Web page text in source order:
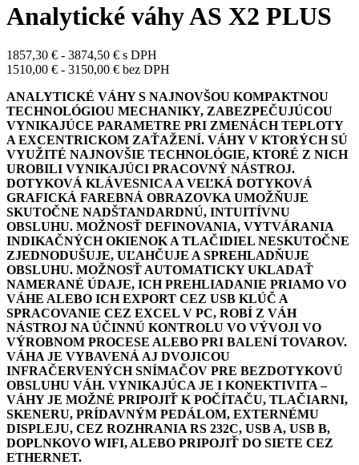
Analytické váhy AS X2 PLUS
1857,30 € - 3874,50 € s DPH
1510,00 € - 3150,00 € bez DPH
ANALYTICKÉ VÁHY S NAJNOVŠOU KOMPAKTNOU
TECHNOLÓGIOU MECHANIKY, ZABEZPEČUJÚCOU
VYNIKAJÚCE PARAMETRE PRI ZMENÁCH TEPLOTY
A EXCENTRICKOM ZAŤAŽENÍ. VÁHY V KTORÝCH SÚ
VYUŽITÉ NAJNOVŠIE TECHNOLÓGIE, KTORÉ Z NICH
UROBILI VYNIKAJÚCI PRACOVNÝ NÁSTROJ.
DOTYKOVÁ KLÁVESNICA A VEĽKÁ DOTYKOVÁ
GRAFICKÁ FAREBNÁ OBRAZOVKA UMOŽŇUJE
SKUTOČNE NADŠTANDARDNÚ, INTUITÍVNU
OBSLUHU. MOŽNOSŤ DEFINOVANIA, VYTVÁRANIA
INDIKAČNÝCH OKIENOK A TLAČIDIEL NESKUTOČNE
ZJEDNODUŠUJE, UĽAHČUJE A SPREHLADŇUJE
OBSLUHU. MOŽNOSŤ AUTOMATICKY UKLADAŤ
NAMERANÉ ÚDAJE, ICH PREHLIADANIE PRIAMO VO
VÁHE ALEBO ICH EXPORT CEZ USB KLÚČ A
SPRACOVANIE CEZ EXCEL V PC, ROBÍ Z VÁH
NÁSTROJ NA ÚČINNÚ KONTROLU VO VÝVOJI VO
VÝROBNOM PROCESE ALEBO PRI BALENÍ TOVAROV.
VÁHA JE VYBAVENÁ AJ DVOJICOU
INFRAČERVENÝCH SNÍMAČOV PRE BEZDOTYKOVÚ
OBSLUHU VÁH. VYNIKAJÚCA JE I KONEKTIVITA –
VÁHY JE MOŽNÉ PRIPOJIŤ K POČÍTAČU, TLAČIARNI,
SKENERU, PRÍDAVNÝM PEDÁLOM, EXTERNÉMU
DISPLEJU, CEZ ROZHRANIA RS 232C, USB A, USB B,
DOPLNKOVO WIFI, ALEBO PRIPOJIŤ DO SIETE CEZ
ETHERNET.